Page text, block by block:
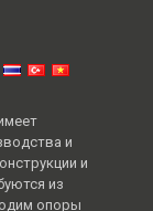
и
и
из
опоры